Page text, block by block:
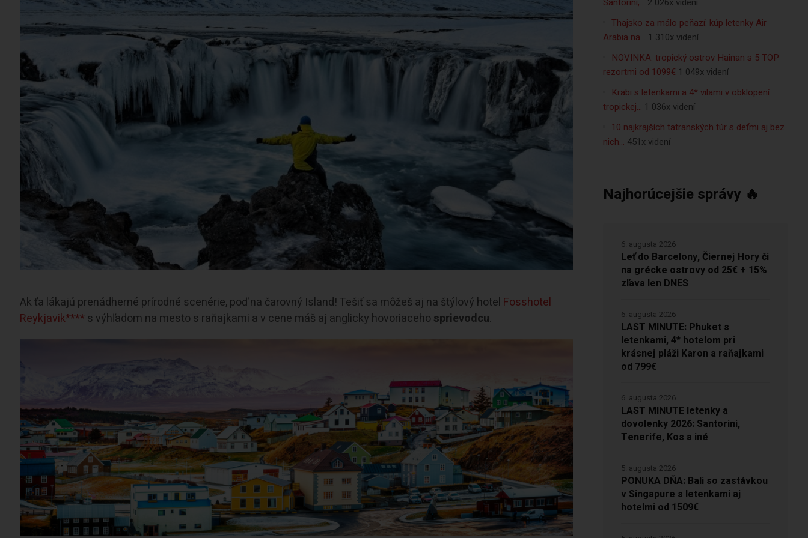
Ak ťa lákajú prenádherné prírodné scenérie, poď na čarovný Island! Tešiť sa môžeš aj na štýlový hotel Fosshotel
Reykjavik**** s výhľadom na mesto s raňajkami a v cene máš aj anglicky hovoriaceho sprievodcu.
Thajsko za málo peňazí: kúp letenky Air
Arabia na… 1 310x videní
NOVINKA: tropický ostrov Hainan s 5 TOP
rezortmi od 1099€ 1 049x videní
Krabi s letenkami a 4* vilami v obklopení
tropickej… 1 036x videní
10 najkrajších tatranských túr s deťmi aj bez
nich… 451x videní
Najhorúcejšie správy 🔥
Leť do Barcelony, Čiernej Hory či
na grécke ostrovy od 25€ + 15%
zľava len DNES
6. augusta 2026
LAST MINUTE: Phuket s
letenkami, 4* hotelom pri
krásnej pláži Karon a raňajkami
od 799€
6. augusta 2026
LAST MINUTE letenky a
dovolenky 2026: Santorini,
Tenerife, Kos a iné
6. augusta 2026
PONUKA DŇA: Bali so zastávkou
v Singapure s letenkami aj
hotelmi od 1509€
5. augusta 2026